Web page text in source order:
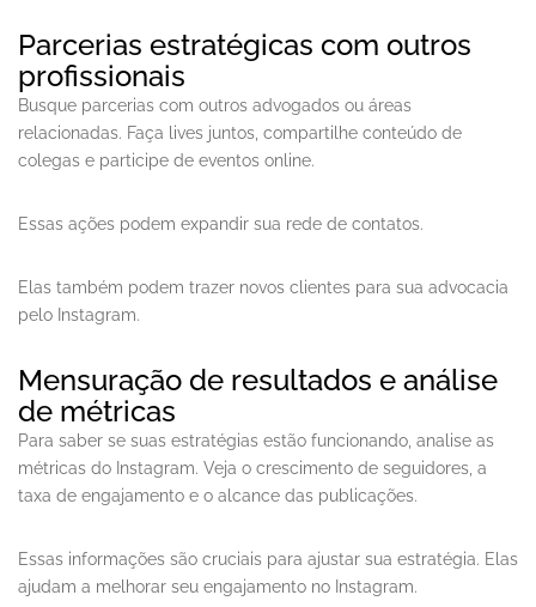
Parcerias estratégicas com outros
profissionais
Busque parcerias com outros advogados ou áreas
relacionadas. Faça lives juntos, compartilhe conteúdo de
colegas e participe de eventos online.
Essas ações podem expandir sua rede de contatos.
Elas também podem trazer novos clientes para sua advocacia
pelo Instagram.
Mensuração de resultados e análise
de métricas
Para saber se suas estratégias estão funcionando, analise as
métricas do Instagram. Veja o crescimento de seguidores, a
taxa de engajamento e o alcance das publicações.
Essas informações são cruciais para ajustar sua estratégia. Elas
ajudam a melhorar seu engajamento no Instagram.